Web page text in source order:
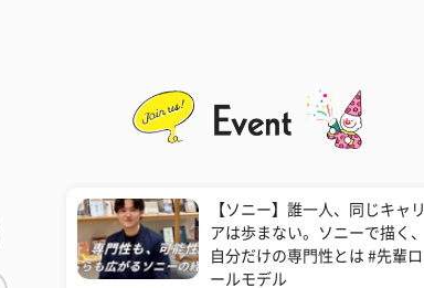
【ソニー】誰一人、同じキャリ
アは歩まない。ソニーで描く、
自分だけの専門性とは #先輩ロ
ールモデル